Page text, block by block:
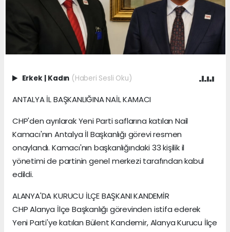
Erkek Kadın (Haberi Sesli Oku)
ANTALYA İL BAŞKANLIĞINA NAİL KAMACI
CHP'den ayrılarak Yeni Parti saflarına katılan Nail
Kamacı'nın Antalya İl Başkanlığı görevi resmen
onaylandı. Kamacı'nın başkanlığındaki 33 kişilik il
yönetimi de partinin genel merkezi tarafından kabul
edildi.
ALANYA'DA KURUCU İLÇE BAŞKANI KANDEMİR
CHP Alanya İlçe Başkanlığı görevinden istifa ederek
Yeni Parti'ye katılan Bülent Kandemir, Alanya Kurucu İlçe